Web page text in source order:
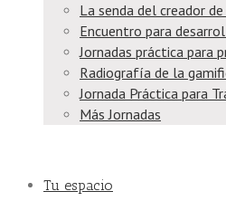
La senda del creador
Encuentro para
Jornadas práctica para
Radiografía de la
Jornada Práctica para
Más Jornadas
Tu espacio